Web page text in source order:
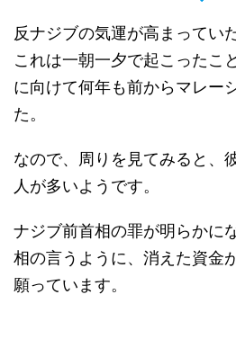
反ナジブの気運が高まってい
これは一朝一夕で起こったこ
に向けて何年も前からマレー
た。
なので、周りを見てみると、
人が多いようです。
ナジブ前首相の罪が明らかに
相の言うように、消えた資金
願っています。